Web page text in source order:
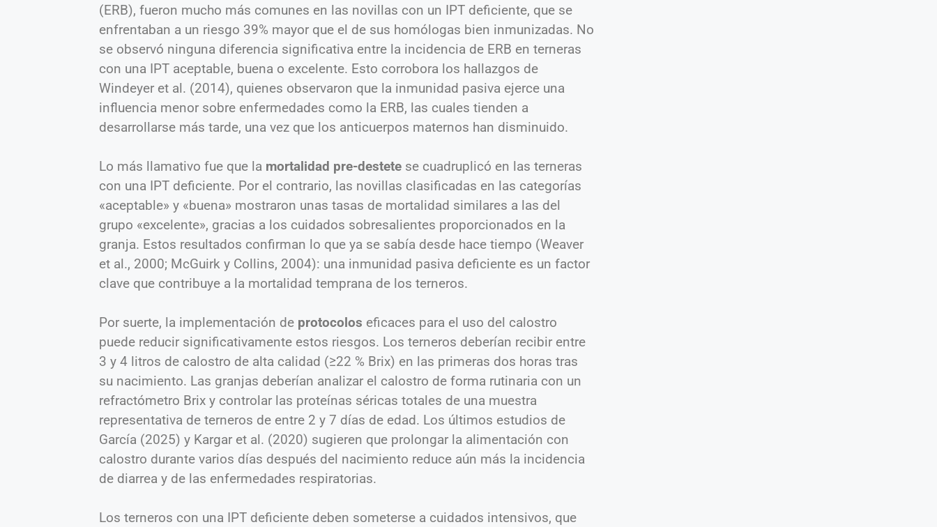
(ERB), fueron mucho más comunes en las novillas con un IPT deficiente, que se
enfrentaban a un riesgo 39% mayor que el de sus homólogas bien inmunizadas. No
se observó ninguna diferencia significativa entre la incidencia de ERB en terneras
con una IPT aceptable, buena o excelente. Esto corrobora los hallazgos de
Windeyer et al. (2014), quienes observaron que la inmunidad pasiva ejerce una
influencia menor sobre enfermedades como la ERB, las cuales tienden a
desarrollarse más tarde, una vez que los anticuerpos maternos han disminuido.
Lo más llamativo fue que la mortalidad pre-destete se cuadruplicó en las terneras
con una IPT deficiente. Por el contrario, las novillas clasificadas en las categorías
«aceptable» y «buena» mostraron unas tasas de mortalidad similares a las del
grupo «excelente», gracias a los cuidados sobresalientes proporcionados en la
granja. Estos resultados confirman lo que ya se sabía desde hace tiempo (Weaver
et al., 2000; McGuirk y Collins, 2004): una inmunidad pasiva deficiente es un factor
clave que contribuye a la mortalidad temprana de los terneros.
Por suerte, la implementación de protocolos eficaces para el uso del calostro
puede reducir significativamente estos riesgos. Los terneros deberían recibir entre
3 y 4 litros de calostro de alta calidad (≥22 % Brix) en las primeras dos horas tras
su nacimiento. Las granjas deberían analizar el calostro de forma rutinaria con un
refractómetro Brix y controlar las proteínas séricas totales de una muestra
representativa de terneros de entre 2 y 7 días de edad. Los últimos estudios de
García (2025) y Kargar et al. (2020) sugieren que prolongar la alimentación con
calostro durante varios días después del nacimiento reduce aún más la incidencia
de diarrea y de las enfermedades respiratorias.
Los terneros con una IPT deficiente deben someterse a cuidados intensivos, que